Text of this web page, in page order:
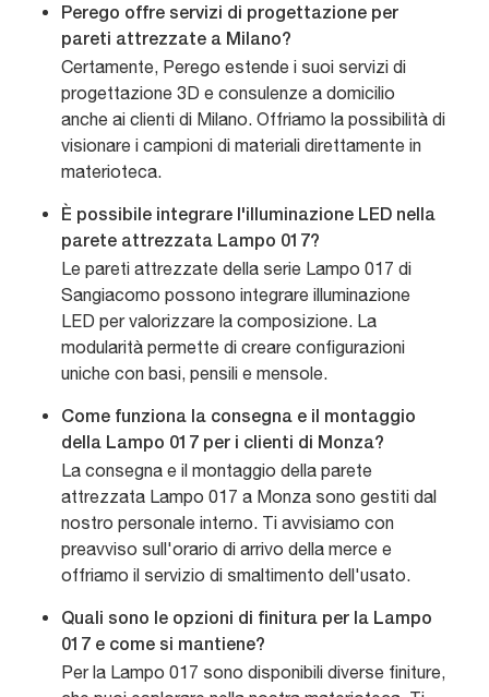
Perego offre servizi di progettazione per
pareti attrezzate a Milano?
Certamente, Perego estende i suoi servizi di
progettazione 3D e consulenze a domicilio
anche ai clienti di Milano. Offriamo la possibilità di
visionare i campioni di materiali direttamente in
materioteca.
È possibile integrare l'illuminazione LED nella
parete attrezzata Lampo 017?
Le pareti attrezzate della serie Lampo 017 di
Sangiacomo possono integrare illuminazione
LED per valorizzare la composizione. La
modularità permette di creare configurazioni
uniche con basi, pensili e mensole.
Come funziona la consegna e il montaggio
della Lampo 017 per i clienti di Monza?
La consegna e il montaggio della parete
attrezzata Lampo 017 a Monza sono gestiti dal
nostro personale interno. Ti avvisiamo con
preavviso sull'orario di arrivo della merce e
offriamo il servizio di smaltimento dell'usato.
Quali sono le opzioni di finitura per la Lampo
017 e come si mantiene?
Per la Lampo 017 sono disponibili diverse finiture,